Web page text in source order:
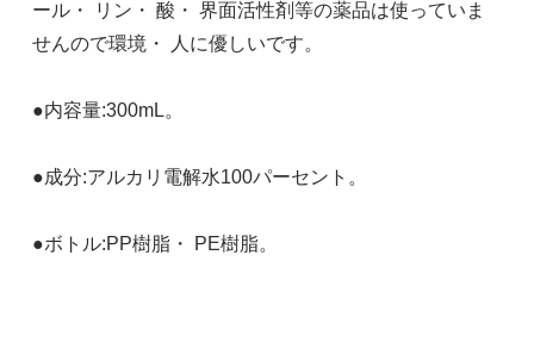
ール・ リン・ 酸・ 界面活性剤等の薬品は使っていま
せんので環境・ 人に優しいです。
●内容量:300mL。
●成分:アルカリ電解水100パーセント。
●ボトル:PP樹脂・ PE樹脂。